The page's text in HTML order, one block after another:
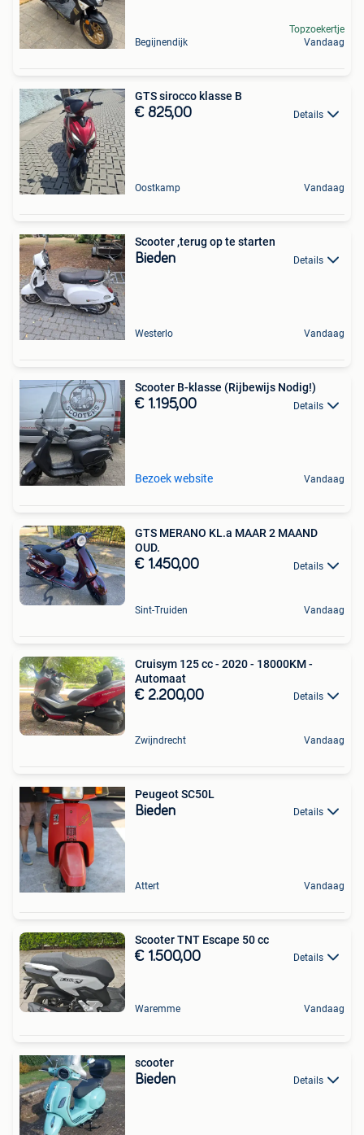
Begijnendijk
Topzoekertje
Vandaag
GTS sirocco klasse B
€ 825,00 Details
Oostkamp Vandaag
Scooter ,terug op te starten
Bieden Details
Westerlo Vandaag
Scooter B-klasse (Rijbewijs Nodig!)
€ 1.195,00 Details
Bezoek website Vandaag
GTS MERANO KL.a MAAR 2 MAAND
OUD.
€ 1.450,00 Details
Sint-Truiden Vandaag
Cruisym 125 cc - 2020 - 18000KM -
Automaat
€ 2.200,00 Details
Zwijndrecht Vandaag
Peugeot SC50L
Bieden Details
Attert Vandaag
Scooter TNT Escape 50 cc
€ 1.500,00 Details
Waremme Vandaag
scooter
Bieden Details